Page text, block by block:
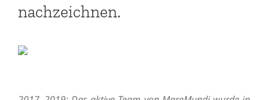
nachzeichnen.